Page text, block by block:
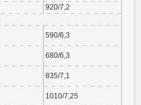
920/7,2
590/6,3
680/6,3
835/7,1
1010/7,25